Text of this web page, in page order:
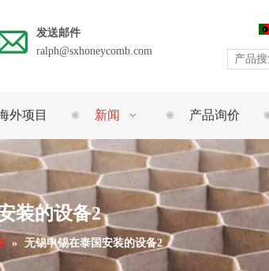
发送邮件
ralph@sxhoneycomb.com
外项目 新闻 产品询价
装的设备2
» 无锡申锡在泰国安装的设备2